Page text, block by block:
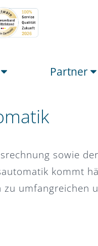
Partner
sowie
kommt
umfangreichen